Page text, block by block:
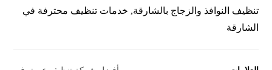
تنظيف النوافذ والزجاج بالشارقة, خدمات تنظيف محترفة في
الشارقة